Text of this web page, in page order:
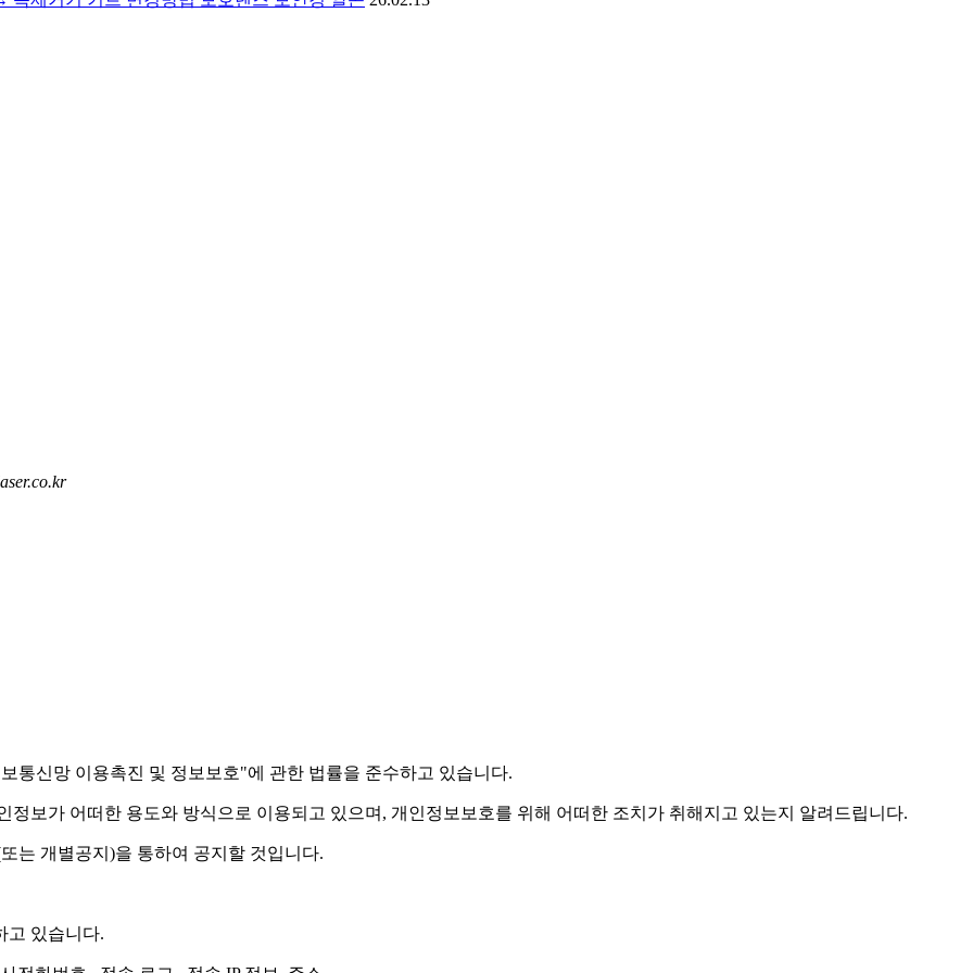
통신망 이용촉진 및 정보보호"에 관한 법률을 준수하고 있습니다.
보가 어떠한 용도와 방식으로 이용되고 있으며, 개인정보보호를 위해 어떠한 조치가 취해지고 있는지 알려드립니다.
는 개별공지)을 통하여 공지할 것입니다.
고 있습니다.